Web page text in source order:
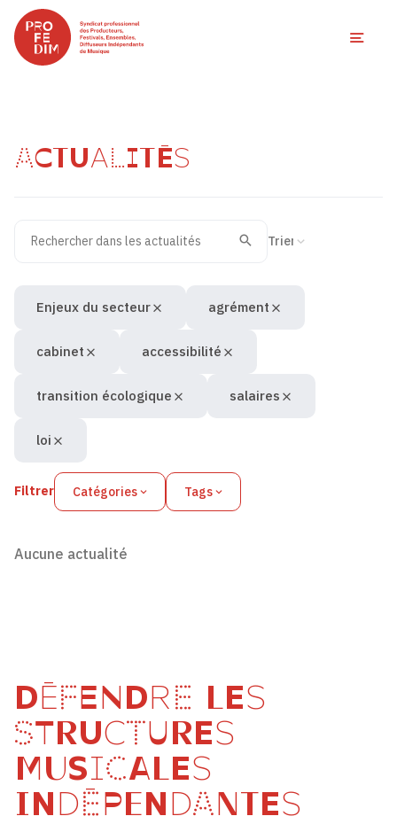
ACTUALITÉS
Recherche
Valider
Filtrer Catégories Tags
Enjeux du secteur agrément
cabinet accessibilité
transition écologique salaires
loi
Aucune actualité
DÉFENDRE LES
STRUCTURES
MUSICALES
INDÉPENDANTES